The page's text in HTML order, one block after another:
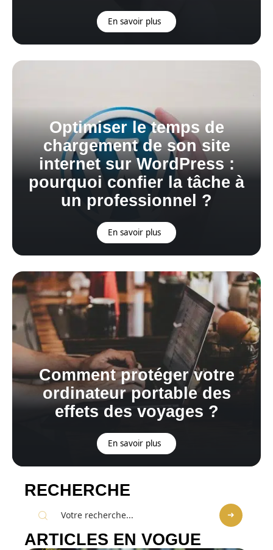
En savoir plus
Optimiser le temps de
chargement de son site
internet sur WordPress :
pourquoi confier la tâche à
un professionnel ?
En savoir plus
Comment protéger votre
ordinateur portable des
effets des voyages ?
En savoir plus
RECHERCHE
ARTICLES EN VOGUE